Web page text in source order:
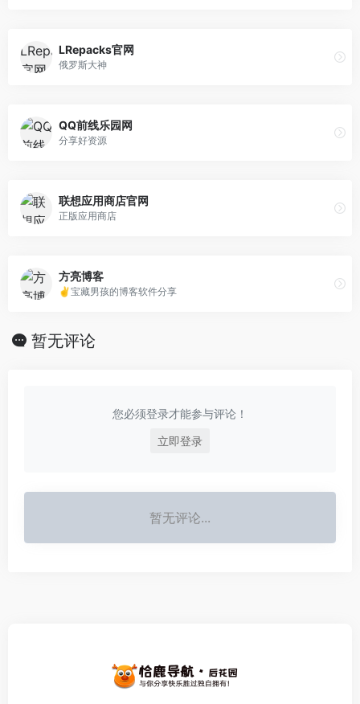
LRepacks官网
俄罗斯大神
QQ前线乐园网
分享好资源
联想应用商店官网
正版应用商店
方亮博客
✌宝藏男孩的博客软件分享
暂无评论
您必须登录才能参与评论！
立即登录
暂无评论...